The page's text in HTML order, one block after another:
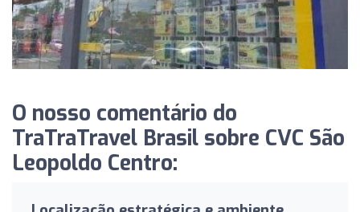
O nosso comentário do
TraTraTravel Brasil sobre CVC São
Leopoldo Centro: